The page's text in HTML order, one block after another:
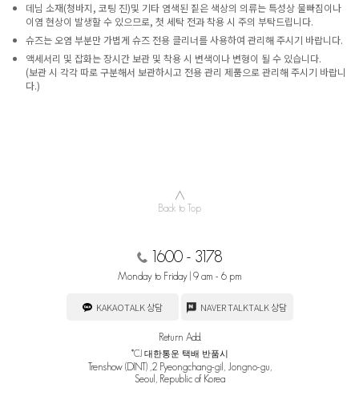
데님 소재(청바지, 코팅 진)및 기타 염색된 짙은 색상의 의류는 특성상 물빠짐이나
이염 현상이 발생할 수 있으므로, 첫 세탁 전과 착용 시 주의 부탁드립니다.
슈즈는 오염 부분만 가볍게 슈즈 전용 클리너를 사용하여 관리해 주시기 바랍니다.
액세서리 및 잡화는 장시간 보관 및 착용 시 변색이나 변형이 될 수 있습니다.
(보관 시 각각 따로 구분해서 보관하시고 전용 관리 제품으로 관리해 주시기 바랍니
다.)
∧
Back to Top
1600 - 3178
Monday to Friday | 9 am - 6 pm
KAKAOTALK 상담 NAVER TALKTALK 상담
Return Add.
*CJ 대한통운 택배 반품시
Trenshow (DINT) ,2 Pyeongchang-gil, Jongno-gu,
Seoul, Republic of Korea